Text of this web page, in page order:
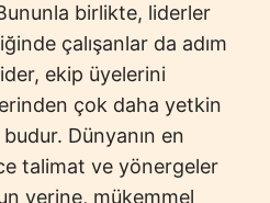
birlikte, liderler
çalışanlar da adım
ekip üyelerini
çok daha yetkin
Dünyanın en
talimat ve yönergeler
yerine, mükemmel